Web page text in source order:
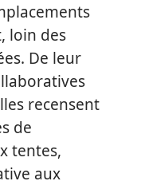
loin des
De leur
recensent
de
tentes,
aux